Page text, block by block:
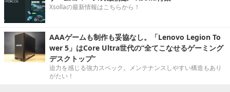
Xsollaの最新情報はこちらから！
AAAゲームも制作も妥協なし。「Lenovo Legion To
wer 5」はCore Ultra世代の“全てこなせるゲーミング
デスクトップ”
迫力を感じる強力スペック。メンテナンスしやすい構造もあり
がたい！